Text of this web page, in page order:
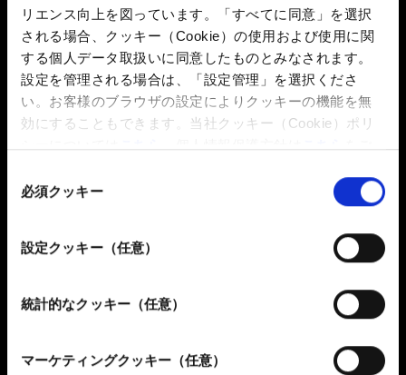
リエンス向上を図っています。「すべてに同意」を選択
される場合、クッキー（Cookie）の使用および使用に関
する個人データ取扱いに同意したものとみなされます。
設定を管理される場合は、「設定管理」を選択くださ
い。お客様のブラウザの設定によりクッキーの機能を無
効にすることもできます。当社クッキー（Cookie）ポリ
必須クッキー
設定クッキー（任意）
統計的なクッキー（任意）
マーケティングクッキー（任意）
測を誤った場合等に損失が発生します。また、売買の状況
によってはスワップポイントの支払いが発生したり、通貨
の金利や貴金属のリースレート等の変動によりスワップポ
イントが受取りから支払いに転じたりすることがありま
す。
■外国為替オプション取引は外国為替証拠金取引の通貨
を、貴金属オプション取引は貴金属証拠金取引の貴金属を
誤った場合等に損失が発生します。また、オプションの価
り側は権利行使に応える義務があります。
■株価指数CFD取引は株価指数や株価指数を対象とした
債券CFD取引は債券や債券を対象としたETFを、その他証
券CFD取引はその他の外国上場株式関連ETF等を、商品
CFD取引は商品先物取引をそれぞれ原資産とし、それらの
価格の変動に対する予測を誤った場合等に損失が発生しま